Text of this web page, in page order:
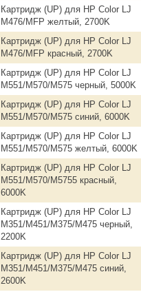
Картридж (UP) для HP Color LJ
M476/MFP желтый, 2700K
Картридж (UP) для HP Color LJ
M476/MFP красный, 2700K
Картридж (UP) для HP Color LJ
M551/M570/M575 черный, 5000K
Картридж (UP) для HP Color LJ
M551/M570/M575 синий, 6000K
Картридж (UP) для HP Color LJ
M551/M570/M575 желтый, 6000K
Картридж (UP) для HP Color LJ
M551/M570/M5755 красный,
6000K
Картридж (UP) для HP Color LJ
M351/M451/M375/M475 черный,
2200K
Картридж (UP) для HP Color LJ
M351/M451/M375/M475 синий,
2600K